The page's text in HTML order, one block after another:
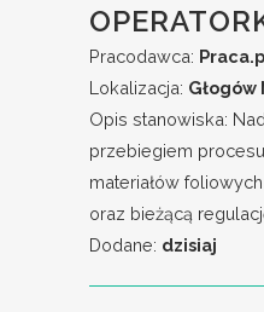
Pracodawca:
Lokalizacja: Głogów
Opis stanowiska:
przebiegiem
materiałów
oraz bieżącą
Dodane: dzisiaj